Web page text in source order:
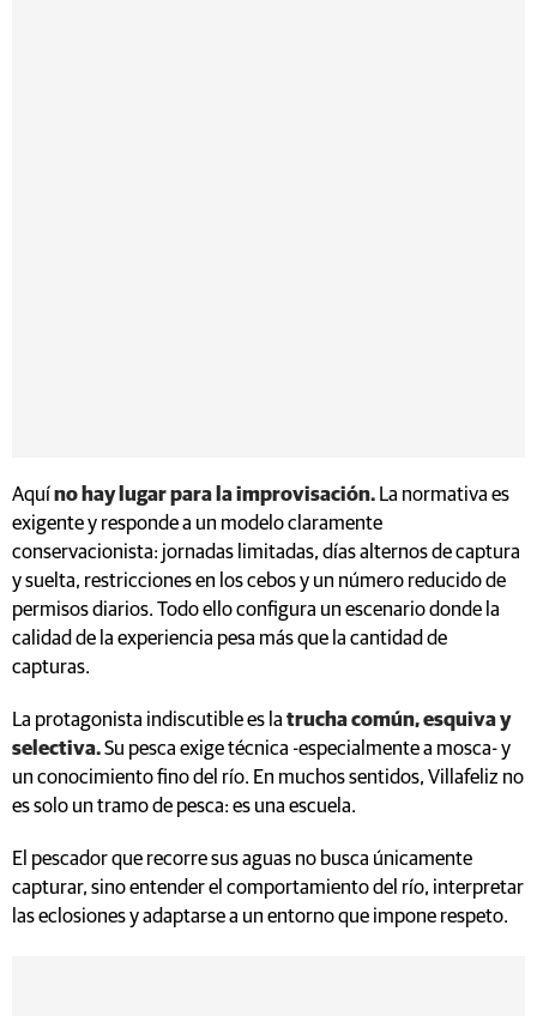
Aquí no hay lugar para la improvisación. La normativa es
exigente y responde a un modelo claramente
conservacionista: jornadas limitadas, días alternos de captura
y suelta, restricciones en los cebos y un número reducido de
permisos diarios. Todo ello configura un escenario donde la
calidad de la experiencia pesa más que la cantidad de
capturas.
La protagonista indiscutible es la trucha común, esquiva y
selectiva.Su pesca exige técnica -especialmente a mosca- y
un conocimiento fino del río. En muchos sentidos, Villafeliz no
es solo un tramo de pesca: es una escuela.
El pescador que recorre sus aguas no busca únicamente
capturar, sino entender el comportamiento del río, interpretar
las eclosiones y adaptarse a un entorno que impone respeto.